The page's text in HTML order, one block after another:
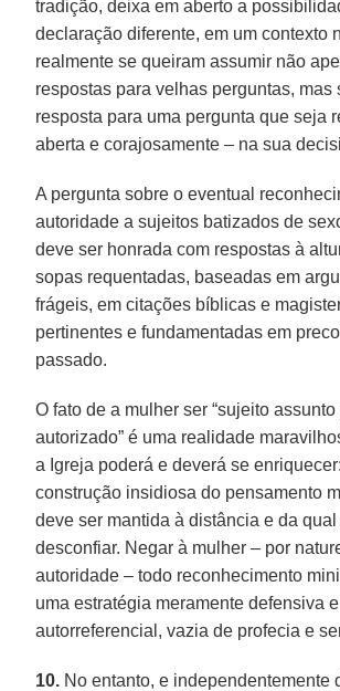
tradição, deixa em aberto a
declaração diferente, em um contexto
realmente se queiram assumir não
respostas para velhas perguntas, mas
resposta para uma pergunta que seja
aberta e corajosamente – na sua
A pergunta sobre o eventual
autoridade a sujeitos batizados de
deve ser honrada com respostas à
sopas requentadas, baseadas em
frágeis, em citações bíblicas e
pertinentes e fundamentadas em
passado.
O fato de a mulher ser “sujeito
autorizado” é uma realidade
a Igreja poderá e deverá se
construção insidiosa do pensamento
deve ser mantida à distância e da
desconfiar. Negar à mulher – por
autoridade – todo reconhecimento
uma estratégia meramente defensiva e
autorreferencial, vazia de profecia e
10. No entanto, e independentemente